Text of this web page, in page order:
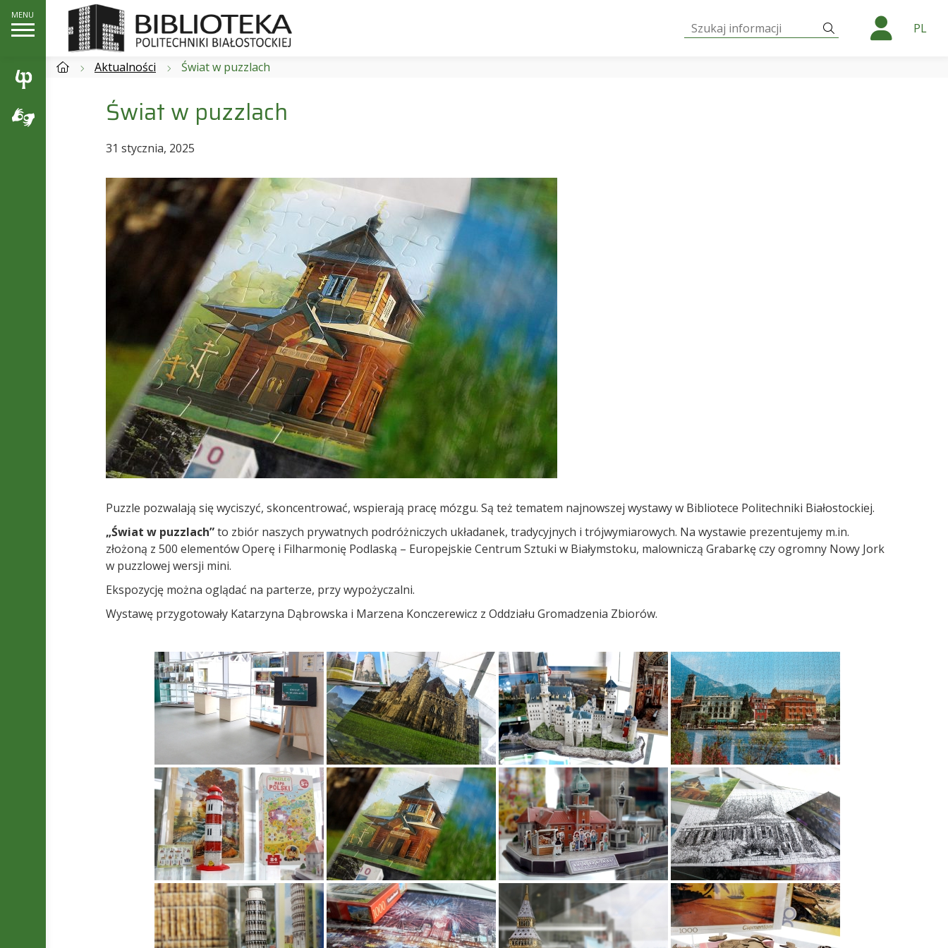
Szukaj: PL
Aktualności Świat w puzzlach
Świat w puzzlach
31 stycznia, 2025
Puzzle pozwalają się wyciszyć, skoncentrować, wspierają pracę mózgu. Są też tematem najnowszej wystawy w Bibliotece Politechniki Białostockiej.
„Świat w puzzlach”to zbiór naszych prywatnych podróżniczych układanek, tradycyjnych i trójwymiarowych. Na wystawie prezentujemy m.in.
złożoną z 500 elementów Operę i Filharmonię Podlaską – Europejskie Centrum Sztuki w Białymstoku, malowniczą Grabarkę czy ogromny Nowy Jork
w puzzlowej wersji mini.
Ekspozycję można oglądać na parterze, przy wypożyczalni.
Wystawę przygotowały Katarzyna Dąbrowska i Marzena Konczerewicz z Oddziału Gromadzenia Zbiorów.